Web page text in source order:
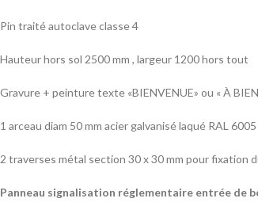
Pin traité autoclave classe 4
Hauteur hors sol 2500 mm , largeur 1200 hors tout
Gravure + peinture texte «BIENVENUE» ou « À
1 arceau diam 50 mm acier galvanisé laqué RAL 6005
2 traverses métal section 30 x 30 mm pour fixation
Panneau signalisation réglementaire entrée de